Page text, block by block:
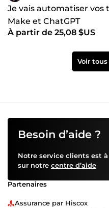
Je vais automatiser vos
Make et ChatGPT
À partir de 25,08 $US
Voir
Besoin d’aide ?
Notre service clients est
sur notre centre d’aide
Partenaires
Assurance par Hiscox